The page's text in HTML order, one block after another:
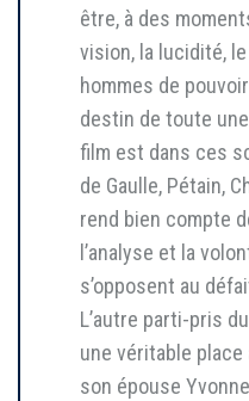
être, à des
vision, la lucidité,
hommes de
destin de toute
film est dans ces
de Gaulle, Pétain,
rend bien compte
l’analyse et la
s’opposent au
L’autre parti-pris
une véritable place
son épouse